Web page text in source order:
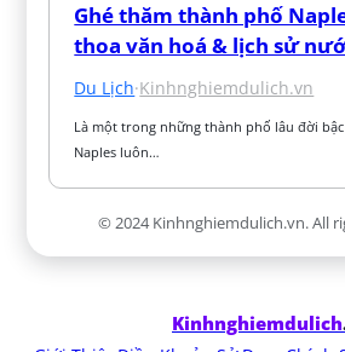
Ghé thăm thành phố
thoa văn hoá & lịch sử
Du Lịch·Kinhnghiemdulich.vn
Là một trong những thành phố lâu đời
Naples luôn…
© 2024 Kinhnghiemdulich.vn. All
Kinhnghiemdulich